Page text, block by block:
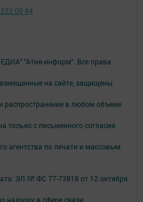
"Атня-информ". Все права
на сайте, защищены
распространение в любом объеме
только с письменного согласия
агентства по печати и массовым
ЭЛ № ФС 77-73818 от 12 октября
надзору в сфере связи,
09 84